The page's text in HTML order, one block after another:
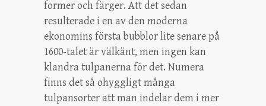
former och färger. Att det sedan
resulterade i en av den moderna
ekonomins första bubblor lite senare på
1600-talet är välkänt, men ingen kan
klandra tulpanerna för det. Numera
finns det så ohyggligt många
tulpansorter att man indelar dem i mer